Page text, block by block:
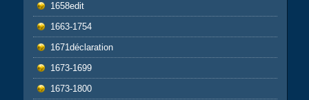
1658edit
1663-1754
1671déclaration
1673-1699
1673-1800